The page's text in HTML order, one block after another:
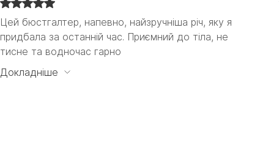
Цей бюстгалтер, напевно, найзручніша річ, яку я
придбала за останній час. Приємний до тіла, не
тисне та водночас гарно
Цей бюстгалтер, напевно, найзручніша річ, яку я
придбала за останній час. Приємний до тіла, не
тисне та водночас гарно тримає. Ніяких кісточок,
які б впивались в тіло або давили десь.
Задоволена на всі 100
Докладніше